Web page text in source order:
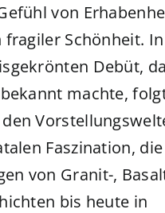
von
fragiler Schönheit. In
Debüt,
machte,
Faszination, die
von Granit-,
bis heute in